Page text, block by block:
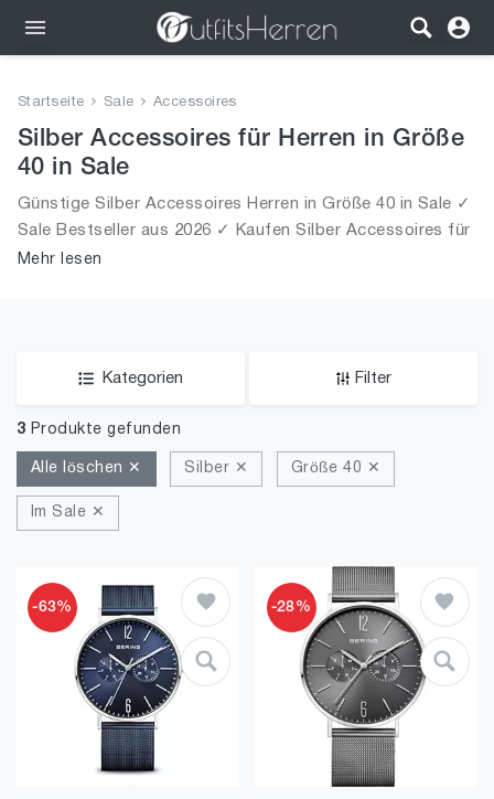
Bekleidung
Schuhe
Startseite Sale Accessoires
Silber Accessoires für Herren in Größe
40 in Sale
Günstige Silber Accessoires Herren in Größe 40 in Sale ✓
Sale Bestseller aus 2026 ✓ Kaufen Silber Accessoires für
Männer in Größe 40 in Sale!
Mehr lesen
Kategorien Filter
3 Produkte gefunden
Alle löschen ✕ Silber ✕ Größe 40 ✕
Im Sale ✕
-63% -28%